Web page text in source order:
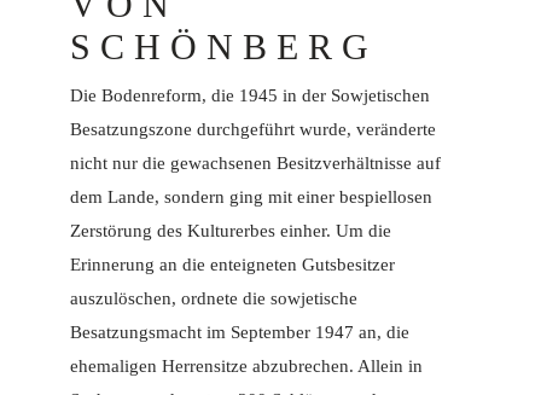
SCHÖNBERG
Die Bodenreform, die 1945 in der Sowjetischen
Besatzungszone durchgeführt wurde, veränderte
nicht nur die gewachsenen Besitzverhältnisse auf
dem Lande, sondern ging mit einer bespiellosen
Zerstörung des Kulturerbes einher. Um die
Erinnerung an die enteigneten Gutsbesitzer
auszulöschen, ordnete die sowjetische
Besatzungsmacht im September 1947 an, die
ehemaligen Herrensitze abzubrechen. Allein in